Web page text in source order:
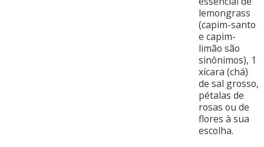
lemongrass
(capim-santo
e capim-
limão são
sinônimos), 1
xícara (chá)
de sal grosso,
pétalas de
rosas ou de
flores à sua
escolha.